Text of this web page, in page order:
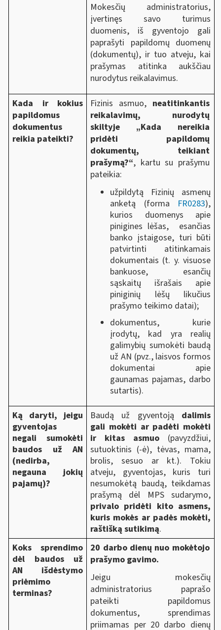
Mokesčių administratorius,
įvertinęs savo turimus
duomenis, iš gyventojo gali
paprašyti papildomų duomenų
(dokumentų), ir tuo atveju, kai
prašymas atitinka aukščiau
nurodytus reikalavimus.
Kada ir kokius
papildomus
dokumentus
reikia pateikti?
Fizinis asmuo, neatitinkantis
reikalavimų, nurodytų
skiltyje „Kada nereikia
pridėti papildomų
dokumentų, teikiant
prašymą?“, kartu su prašymu
pateikia:
užpildytą Fizinių asmenų
anketą (forma FR0283),
kurios duomenys apie
pinigines lėšas, esančias
banko įstaigose, turi būti
patvirtinti atitinkamais
dokumentais (t. y. visuose
bankuose, esančių
sąskaitų išrašais apie
piniginių lėšų likučius
prašymo teikimo datai);
dokumentus, kurie
įrodytų, kad yra realių
galimybių sumokėti baudą
už AN (pvz., laisvos formos
dokumentai apie
gaunamas pajamas, darbo
sutartis).
Ką daryti, jeigu
gyventojas
negali sumokėti
baudos už AN
(nedirba,
negauna jokių
pajamų)?
Baudą už gyventoją dalimis
gali mokėti ar padėti mokėti
ir kitas asmuo(pavyzdžiui,
sutuoktinis (-ė), tėvas, mama,
brolis, sesuo ar kt.). Tokiu
atveju, gyventojas, kuris turi
nesumokėtą baudą, teikdamas
prašymą dėl MPS sudarymo,
privalo pridėti kito asmens,
kuris mokės ar padės mokėti,
raštišką sutikimą.
Koks sprendimo
dėl baudos už
AN išdėstymo
priėmimo
terminas?
20 darbo dienų nuo mokėtojo
prašymo gavimo.
Jeigu mokesčių
administratorius paprašo
pateikti papildomus
dokumentus, sprendimas
priimamas per 20 darbo dienų